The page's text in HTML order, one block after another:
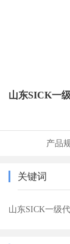
山东SICK一
产品
关键词
山东SICK一级